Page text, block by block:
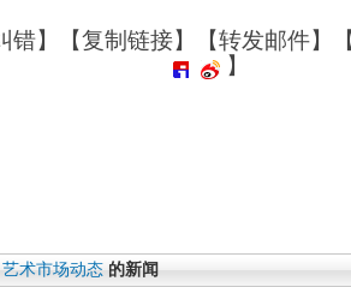
错】【复制链接】【转发邮件】
】
艺术市场动态 的新闻